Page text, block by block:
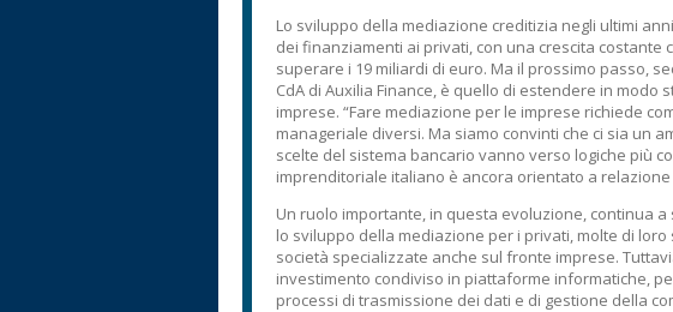
Lo sviluppo della mediazione creditizia negli ultimi
dei finanziamenti ai privati, con una crescita costante
superare i 19 miliardi di euro. Ma il prossimo passo,
CdA di Auxilia Finance, è quello di estendere in
imprese. “Fare mediazione per le imprese richiede
manageriale diversi. Ma siamo convinti che ci sia un
scelte del sistema bancario vanno verso logiche più
imprenditoriale italiano è ancora orientato a
Un ruolo importante, in questa evoluzione, continua
lo sviluppo della mediazione per i privati, molte di
società specializzate anche sul fronte imprese.
investimento condiviso in piattaforme informatiche,
processi di trasmissione dei dati e di gestione della